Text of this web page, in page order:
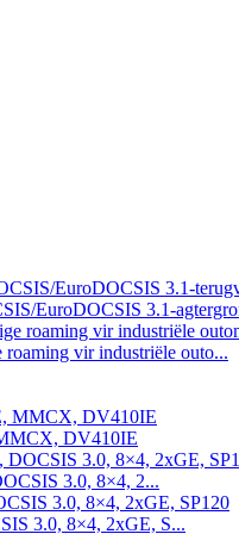
EuroDOCSIS 3.1-
vir industriële outo...
DV410IE
3.0, 8×4, 2...
3.0, 8×4, 2xGE, S...